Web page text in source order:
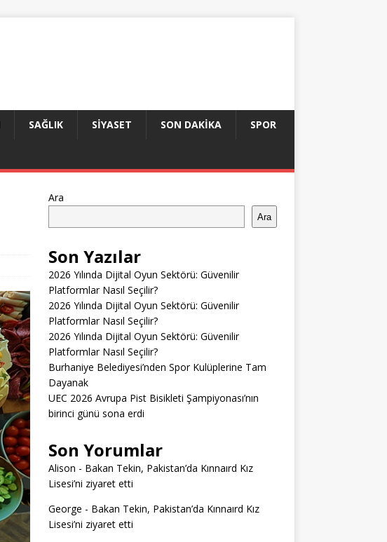
SAĞLIK SIYASET SON DAKIKA SPOR
Ara
Ara
Son Yazılar
2026 Yılında Dijital Oyun Sektörü: Güvenilir
Platformlar Nasıl Seçilir?
2026 Yılında Dijital Oyun Sektörü: Güvenilir
Platformlar Nasıl Seçilir?
2026 Yılında Dijital Oyun Sektörü: Güvenilir
Platformlar Nasıl Seçilir?
Burhaniye Belediyesi’nden Spor Kulüplerine Tam
Dayanak
UEC 2026 Avrupa Pist Bisikleti Şampiyonası’nın
birinci günü sona erdi
Son Yorumlar
Alison - Bakan Tekin, Pakistan’da Kınnaırd Kız
Lisesi’ni ziyaret etti
George - Bakan Tekin, Pakistan’da Kınnaırd Kız
Lisesi’ni ziyaret etti